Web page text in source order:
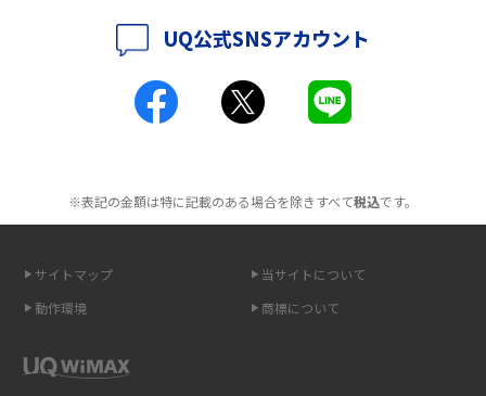
2016年4月(3)
2015年12月(8)
2015年10月(8)
2015年8月(7)
ポケット型Wi-Fiとは？通信の仕組みやメリット・デメリットを解説
工事不要！置くだけWi-Fiの特徴は？メリット・デメリットや選び方を解説
無制限で利用できるポケット型Wi-Fiは？選び方や通信費を抑える方法も紹
ポケット型Wi-Fi（モバイルWi-Fi）とは？おススメする方の特徴や選び方を
即日受け取りできるポケット型Wi-Fiはある？すぐに使うための方法や注意
UQ公式SNSアカウント
※表記の金額は特に記載のある場合を除きすべて税込です。
サイトマップ
当サイトについて
動作環境
商標について